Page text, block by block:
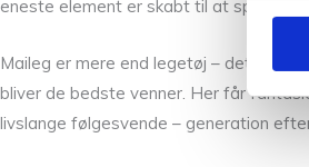
eneste element er skabt til at sprede
Maileg er mere end legetøj – det er en
bliver de bedste venner. Her får
livslange følgesvende – generation